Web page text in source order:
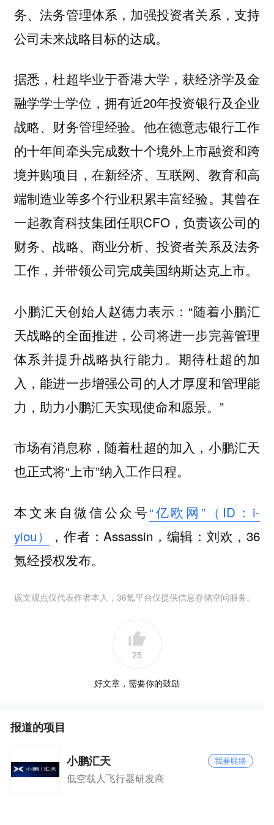
务、法务管理体系，加强投资者关系，支持
公司未来战略目标的达成。
据悉，杜超毕业于香港大学，获经济学及金
融学学士学位，拥有近20年投资银行及企业
战略、财务管理经验。他在德意志银行工作
的十年间牵头完成数十个境外上市融资和跨
境并购项目，在新经济、互联网、教育和高
端制造业等多个行业积累丰富经验。其曾在
一起教育科技集团任职CFO，负责该公司的
财务、战略、商业分析、投资者关系及法务
工作，并带领公司完成美国纳斯达克上市。
小鹏汇天创始人赵德力表示：“随着小鹏汇
天战略的全面推进，公司将进一步完善管理
体系并提升战略执行能力。期待杜超的加
入，能进一步增强公司的人才厚度和管理能
力，助力小鹏汇天实现使命和愿景。”
市场有消息称，随着杜超的加入，小鹏汇天
也正式将“上市”纳入工作日程。
本文来自微信公众号“亿欧网”（ID：i-
yiou）
，作者：Assassin，编辑：刘欢，36
氪经授权发布。
该文观点仅代表作者本人，36氪平台仅提供信息存储空间服务。
25
好文章，需要你的鼓励
报道的项目
小鹏汇天 我要联络
低空载人飞行器研发商